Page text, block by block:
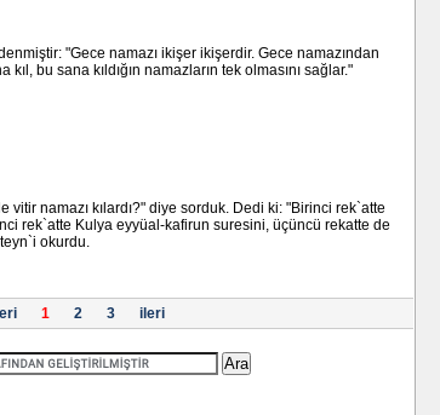
"Gece namazı ikişer ikişerdir. Gece namazından
kıl, bu sana kıldığın namazların tek olmasını sağlar."
vitir namazı kılardı?" diye sorduk. Dedi ki: "Birinci rek`atte
rek`atte Kulya eyyüal-kafirun suresini, üçüncü rekatte de
okurdu.
1 2 3 ileri